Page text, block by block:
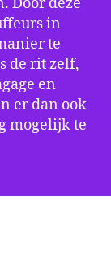
in
te
de rit zelf,
en
er dan ook
mogelijk te